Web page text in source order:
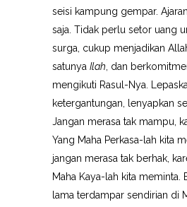
seisi kampung gempar.
saja. Tidak perlu setor uang
surga, cukup menjadikan
satunya Ilah, dan
mengikuti Rasul-Nya.
ketergantungan, lenyapkan
Jangan merasa tak mampu,
Yang Maha Perkasa-lah kita
jangan merasa tak berhak,
Maha Kaya-lah kita meminta.
lama terdampar sendirian di